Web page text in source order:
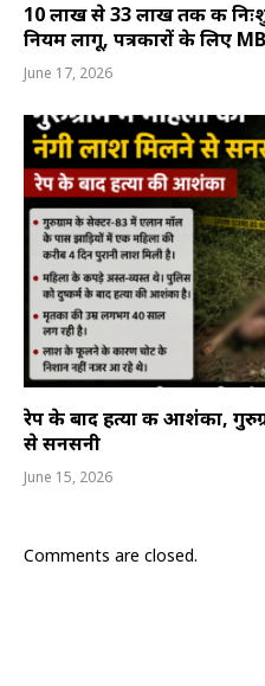
10 लाख से 33 लाख तक की
नियम लागू, पत्रकारों के लिए
June 17, 2026
रेप के बाद हत्या की आशंका,
से सनसनी
June 15, 2026
Comments are closed.